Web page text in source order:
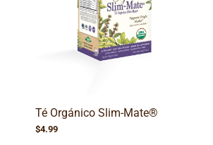
Té Orgánico Slim-Mate®
$4.99